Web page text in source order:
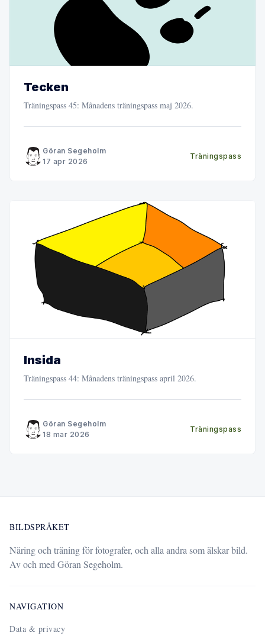
Tecken
Träningspass 45: Månadens träningspass maj 2026.
Göran Segeholm
17 apr 2026
Träningspass
Insida
Träningspass 44: Månadens träningspass april 2026.
Göran Segeholm
18 mar 2026
Träningspass
BILDSPRÅKET
Näring och träning för fotografer, och alla andra som älskar bild.
Av och med Göran Segeholm.
NAVIGATION
Data & privacy